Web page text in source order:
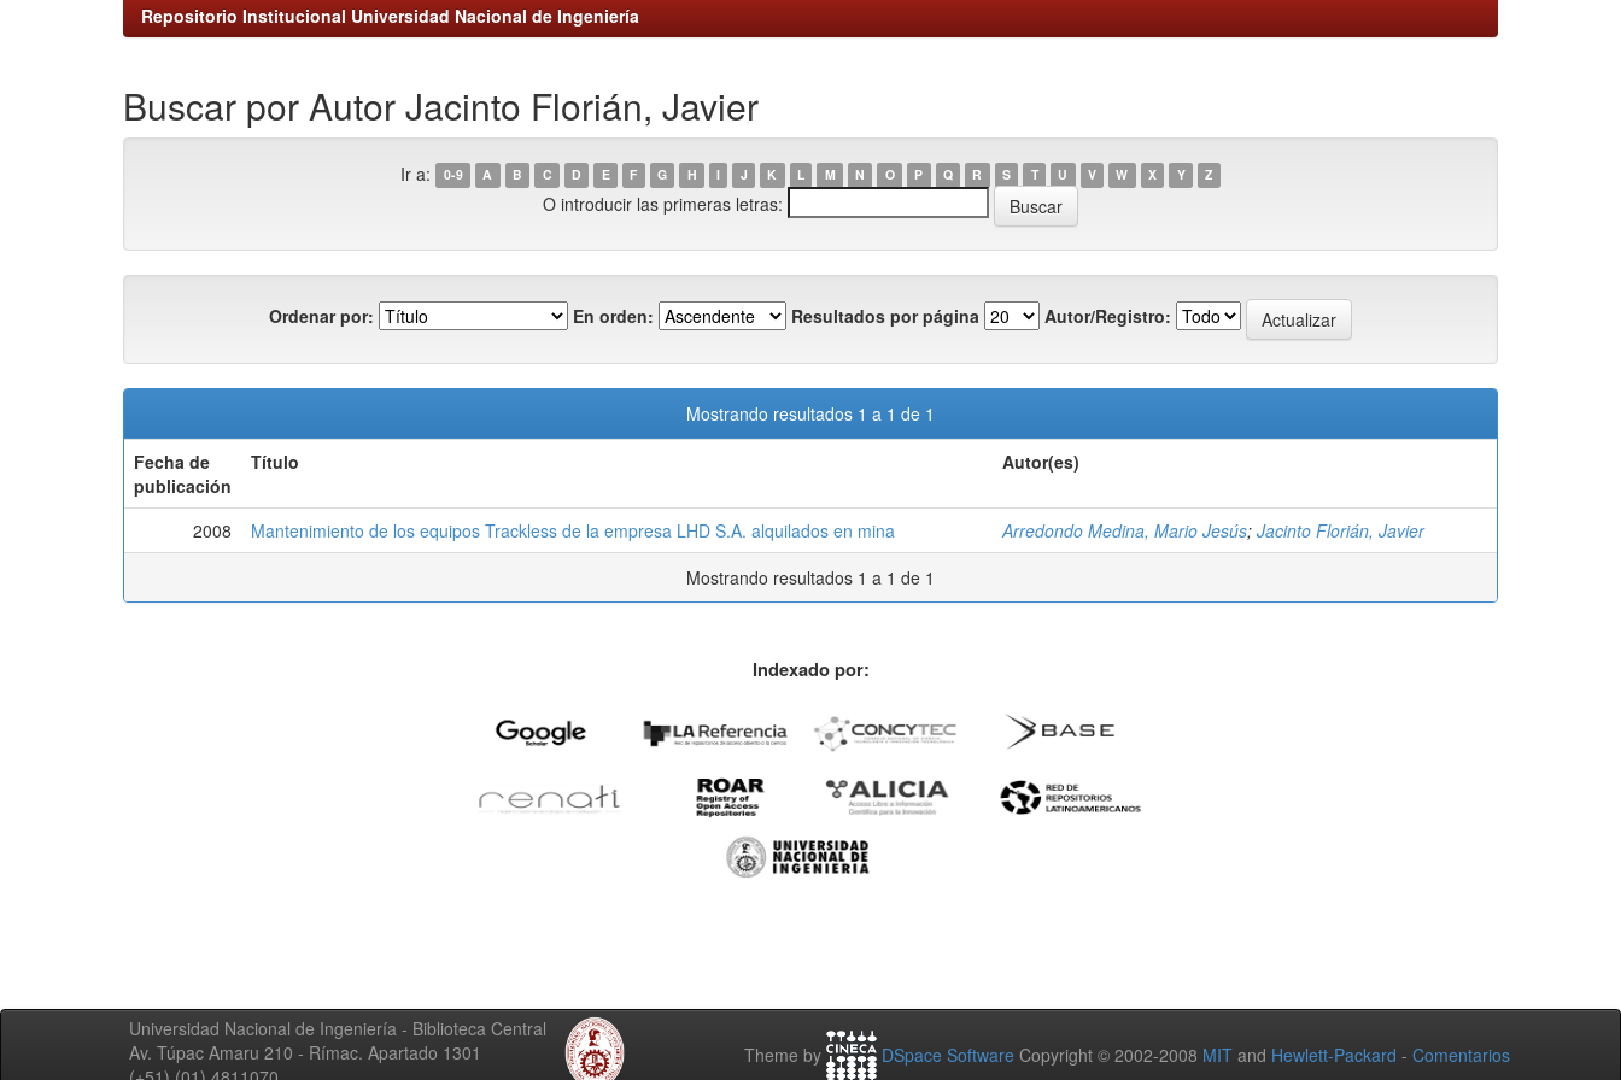
Repositorio Institucional Universidad Nacional de Ingeniería
Buscar por Autor Jacinto Florián, Javier
Ir a: 0-9 A B C D E F G H I J K L M N O P Q R S T U V W X Y Z
O introducir las primeras letras:
Ordenar por: En orden: Resultados por página Autor/Registro:
Mostrando resultados 1 a 1 de 1
Fecha de
publicación
Título Autor(es)
2008 Mantenimiento de los equipos Trackless de la empresa LHD S.A. alquilados en mina Arredondo Medina, Mario Jesús; Jacinto Florián, Javier
Mostrando resultados 1 a 1 de 1
Indexado por:
Universidad Nacional de Ingeniería - Biblioteca Central
Av. Túpac Amaru 210 - Rímac. Apartado 1301
Theme by DSpace Software Copyright © 2002-2008 MIT and Hewlett-Packard - Comentarios